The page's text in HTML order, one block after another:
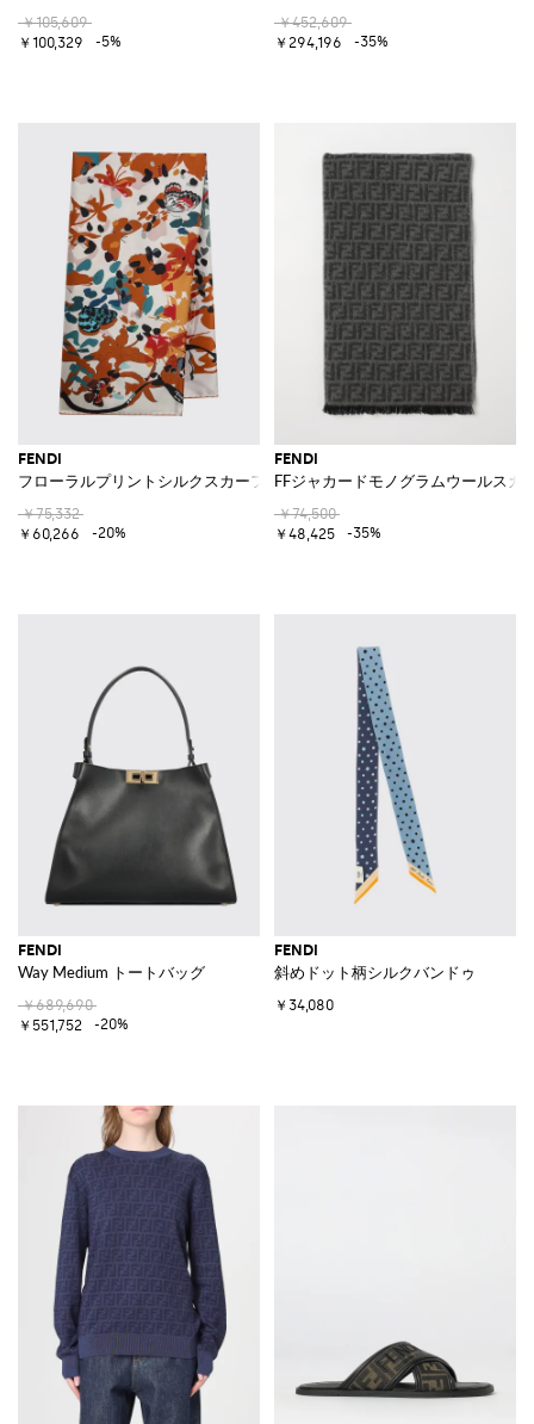
￥105,609
￥100,329
-5%
￥452,609
￥294,196
-35%
FENDI
フローラルプリントシルクスカーフ
￥75,332
￥60,266
-20%
FENDI
FFジャカードモノグラムウールスカ
￥74,500
￥48,425
-35%
FENDI
Way Medium トートバッグ
￥689,690
￥551,752
-20%
FENDI
斜めドット柄シルクバンドゥ
￥34,080